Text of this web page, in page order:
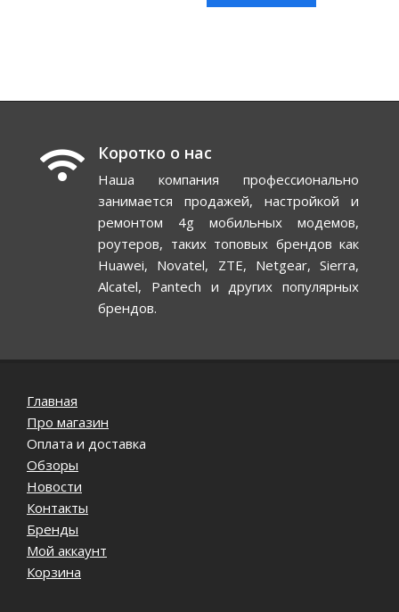
Коротко о нас
Наша компания профессионально
занимается продажей, настройкой и
ремонтом 4g мобильных модемов,
роутеров, таких топовых брендов как
Huawei, Novatel, ZTE, Netgear, Sierra,
Alcatel, Pantech и других популярных
брендов.
Главная
Про магазин
Оплата и доставка
Обзоры
Новости
Контакты
Бренды
Мой аккаунт
Корзина